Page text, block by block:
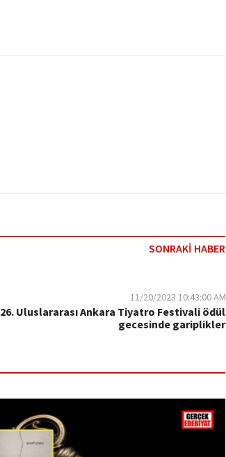
SONRAKİ HABER
11/20/2023 10:43:00 AM
26. Uluslararası Ankara Tiyatro Festivali ödül
gecesinde gariplikler